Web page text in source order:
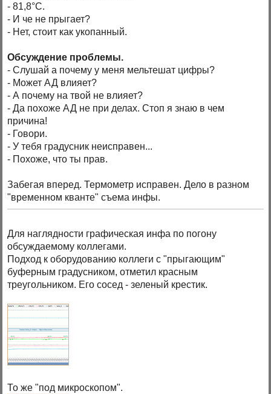
- 81,8°C.
- И че не прыгает?
- Нет, стоит как укопанный.
Обсуждение проблемы.
- Слушай а почему у меня мельтешат цифры?
- Может АД влияет?
- А почему на твой не влияет?
- Да похоже АД не при делах. Стоп я знаю в чем
причина!
- Говори.
- У тебя градусник неисправен...
- Похоже, что ты прав.
Забегая вперед. Термометр исправен. Дело в разном
"временном кванте" съема инфы.
Для наглядности графическая инфа по погону
обсуждаемому коллегами.
Подход к оборудованию коллеги с "прыгающим"
буферным градусником, отметил красным
треугольником. Его сосед - зеленый крестик.
То же "под микроскопом".